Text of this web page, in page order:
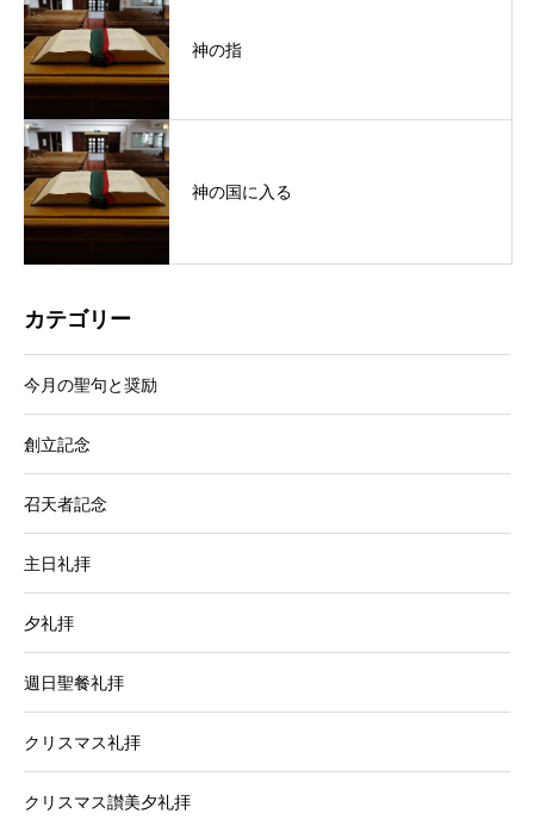
神の指
神の国に入る
カテゴリー
今月の聖句と奨励
創立記念
召天者記念
主日礼拝
夕礼拝
週日聖餐礼拝
クリスマス礼拝
クリスマス讃美夕礼拝